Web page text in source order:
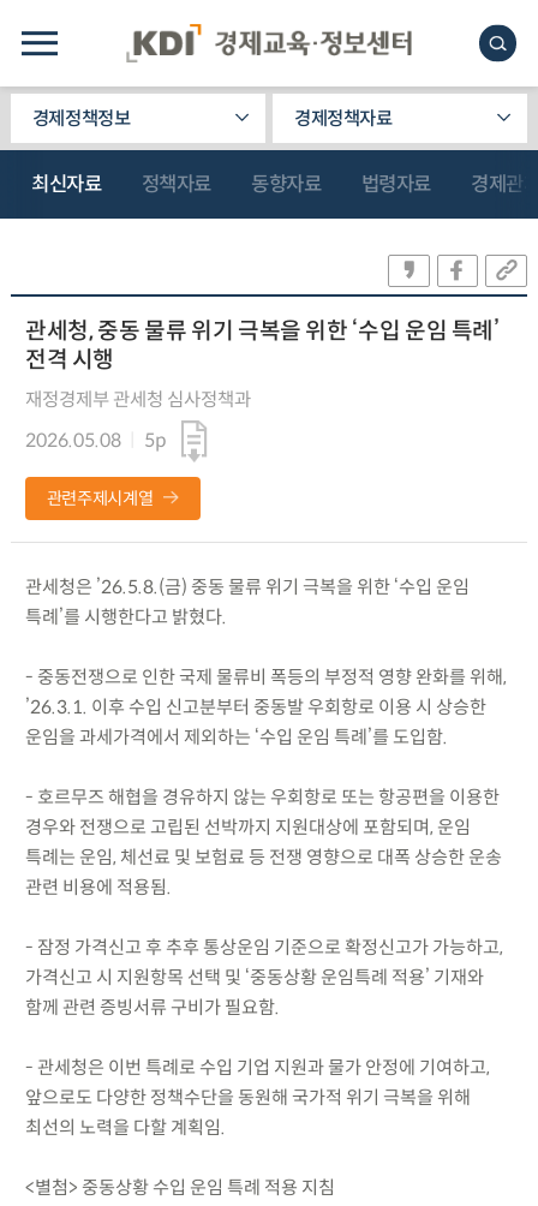
경제정책정보 경제정책자료
최신자료 정책자료 동향자료 법령자료 경제관
관세청, 중동 물류 위기 극복을 위한 ‘수입 운임 특례’
전격 시행
재정경제부 관세청 심사정책과
2026.05.08
5p
관련주제시계열
관세청은 ’26.5.8.(금) 중동 물류 위기 극복을 위한 ‘수입 운임
특례’를 시행한다고 밝혔다.
- 중동전쟁으로 인한 국제 물류비 폭등의 부정적 영향 완화를 위해,
’26.3.1. 이후 수입 신고분부터 중동발 우회항로 이용 시 상승한
운임을 과세가격에서 제외하는 ‘수입 운임 특례’를 도입함.
- 호르무즈 해협을 경유하지 않는 우회항로 또는 항공편을 이용한
경우와 전쟁으로 고립된 선박까지 지원대상에 포함되며, 운임
특례는 운임, 체선료 및 보험료 등 전쟁 영향으로 대폭 상승한 운송
관련 비용에 적용됨.
- 잠정 가격신고 후 추후 통상운임 기준으로 확정신고가 가능하고,
가격신고 시 지원항목 선택 및 ‘중동상황 운임특례 적용’ 기재와
함께 관련 증빙서류 구비가 필요함.
- 관세청은 이번 특례로 수입 기업 지원과 물가 안정에 기여하고,
앞으로도 다양한 정책수단을 동원해 국가적 위기 극복을 위해
최선의 노력을 다할 계획임.
<별첨> 중동상황 수입 운임 특례 적용 지침